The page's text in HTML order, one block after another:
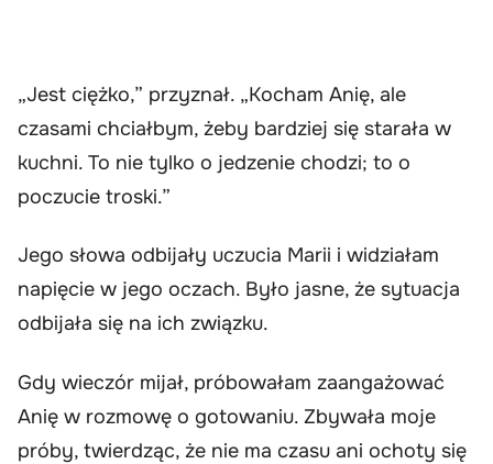
„Jest ciężko,” przyznał. „Kocham Anię, ale
czasami chciałbym, żeby bardziej się starała w
kuchni. To nie tylko o jedzenie chodzi; to o
poczucie troski.”
Jego słowa odbijały uczucia Marii i widziałam
napięcie w jego oczach. Było jasne, że sytuacja
odbijała się na ich związku.
Gdy wieczór mijał, próbowałam zaangażować
Anię w rozmowę o gotowaniu. Zbywała moje
próby, twierdząc, że nie ma czasu ani ochoty się